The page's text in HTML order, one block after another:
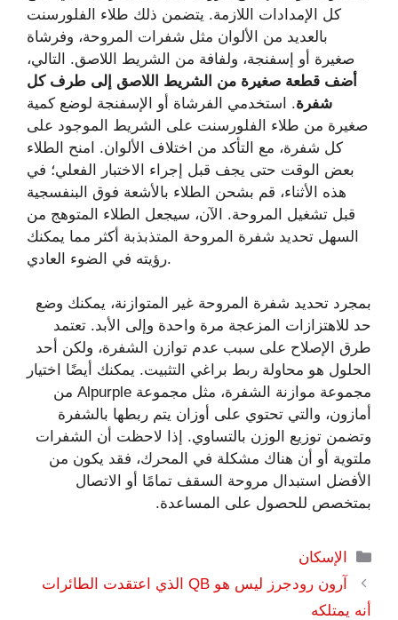
كل الإمدادات اللازمة. يتضمن ذلك طلاء الفلورسنت
بالعديد من الألوان مثل شفرات المروحة، وفرشاة
صغيرة أو إسفنجة، ولفافة من الشريط اللاصق. التالي،
أضف قطعة صغيرة من الشريط اللاصق إلى طرف كل
شفرة. استخدمي الفرشاة أو الإسفنجة لوضع كمية
صغيرة من طلاء الفلورسنت على الشريط الموجود على
كل شفرة، مع التأكد من اختلاف الألوان. امنح الطلاء
بعض الوقت حتى يجف قبل إجراء الاختبار الفعلي؛ في
هذه الأثناء، قم بشحن الطلاء بالأشعة فوق البنفسجية
قبل تشغيل المروحة. الآن، سيجعل الطلاء المتوهج من
السهل تحديد شفرة المروحة المتذبذبة أكثر مما يمكنك
رؤيته في الضوء العادي.
بمجرد تحديد شفرة المروحة غير المتوازنة، يمكنك وضع
حد للاهتزازات المزعجة مرة واحدة وإلى الأبد. تعتمد
طرق الإصلاح على سبب عدم توازن الشفرة، ولكن أحد
الحلول هو محاولة ربط براغي التثبيت. يمكنك أيضًا اختيار
مجموعة موازنة الشفرة، مثل مجموعة Alpurple من
أمازون، والتي تحتوي على أوزان يتم ربطها بالشفرة
وتضمن توزيع الوزن بالتساوي. إذا لاحظت أن الشفرات
ملتوية أو أن هناك مشكلة في المحرك، فقد يكون من
الأفضل استبدال مروحة السقف تمامًا أو الاتصال
بمتخصص للحصول على المساعدة.
التصنيفات
الإسكان
آرون رودجرز ليس هو QB الذي اعتقدت الطائرات
أنه يمتلكه